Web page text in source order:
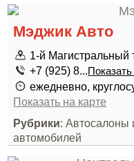
Мэджик Авто
1-й Магистральный
+7 (925) 8...
ежедневно,
Показать на карте
Рубрики: Автосалоны
автомобилей